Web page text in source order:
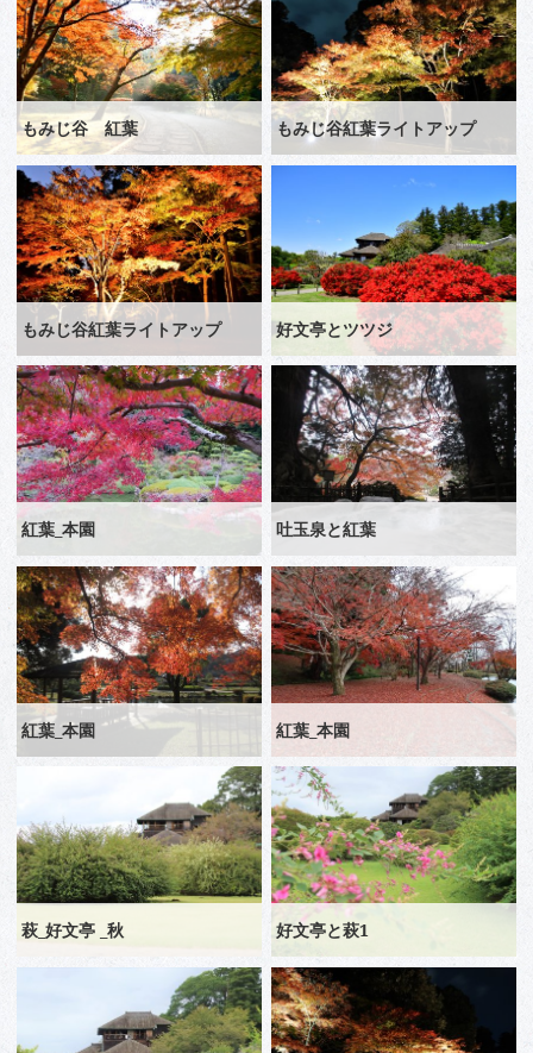
もみじ谷 紅葉 もみじ谷紅葉ライトアップ
もみじ谷紅葉ライトアップ 好文亭とツツジ
紅葉_本園 吐玉泉と紅葉
紅葉_本園 紅葉_本園
萩_好文亭 _秋 好文亭と萩1